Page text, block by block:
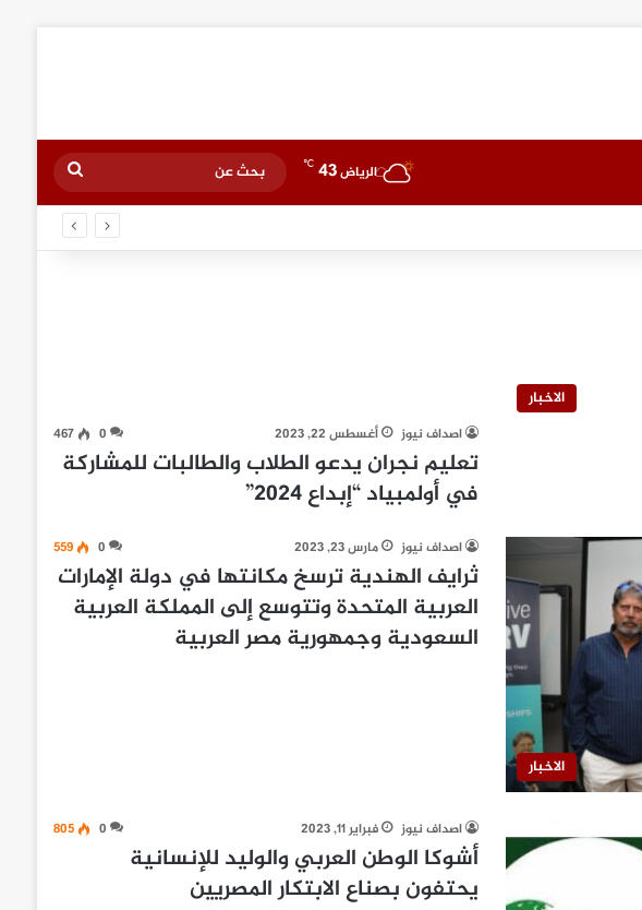
الرياض43
℃
بحث
عن
الاخبار
اصداف نيوز أغسطس 22, 2023 0
467
تعليم نجران يدعو الطلاب والطالبات للمشاركة
في أولمبياد “إبداع 2024”
الاخبار
اصداف نيوز مارس 23, 2023 0
559
ثرايف الهندية ترسخ مكانتها في دولة الإمارات
العربية المتحدة وتتوسع إلى المملكة العربية
السعودية وجمهورية مصر العربية
اصداف نيوز فبراير 11, 2023 0
805
أشوكا الوطن العربي والوليد للإنسانية
يحتفون بصناع الابتكار المصريين